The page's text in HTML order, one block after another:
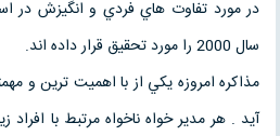
در مورد تفاوت هاي فردي و انگيزش در
سال 2000 را مورد تحقيق قرار داده اند.
مذاكره امروزه يكي از با اهميت ترين و
آيد . هر مدير خواه ناخواه مرتبط با